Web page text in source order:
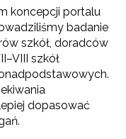
koncepcji portalu
badanie
szkół, doradców
szkół
dopasować